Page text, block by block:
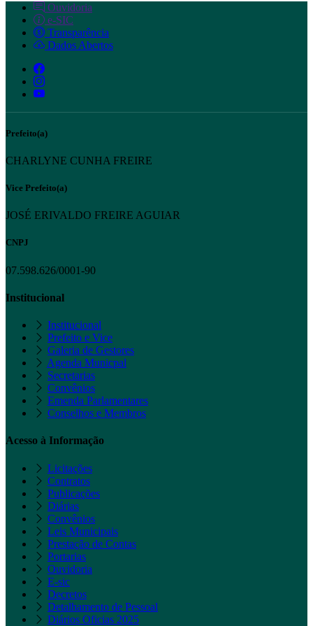
Ouvidoria
e-SIC
Transparência
Dados Abertos
Prefeito(a)
CHARLYNE CUNHA FREIRE
Vice Prefeito(a)
JOSÉ ERIVALDO FREIRE AGUIAR
CNPJ
07.598.626/0001-90
Institucional
Institucional
Prefeito e Vice
Galeria de Gestores
Agenda Municpal
Secretarias
Convênios
Emenda Parlamentares
Conselhos e Membros
Acesso à Informação
Licitações
Contratos
Publicações
Diárias
Convênios
Leis Municipais
Prestação de Contas
Portarias
Ouvidoria
E-sic
Decretos
Detalhamento de Pessoal
Diários Oficias 2025